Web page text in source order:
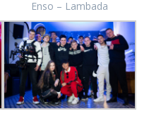
Enso – Lambada